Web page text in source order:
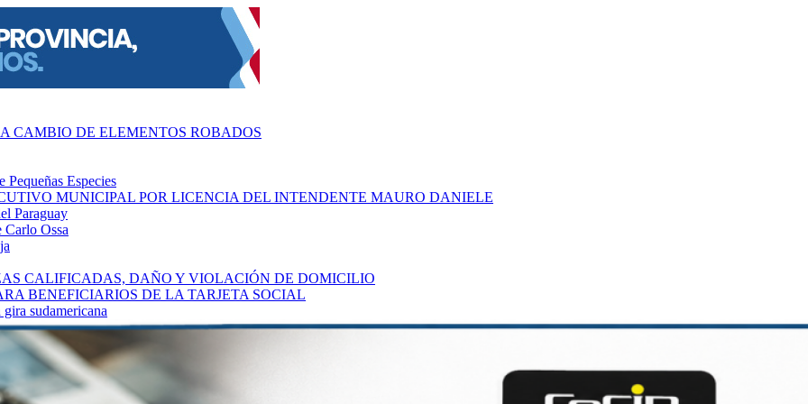
CAMBIO DE ELEMENTOS ROBADOS
Especies
MUNICIPAL POR LICENCIA DEL INTENDENTE MAURO DANIELE
Paraguay
Ossa
CALIFICADAS, DAÑO Y VIOLACIÓN DE DOMICILIO
BENEFICIARIOS DE LA TARJETA SOCIAL
sudamericana